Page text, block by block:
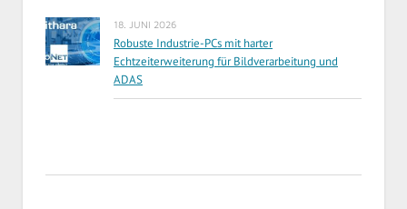
18. JUNI 2026
Robuste Industrie-PCs mit harter
Echtzeiterweiterung für Bildverarbeitung und
ADAS